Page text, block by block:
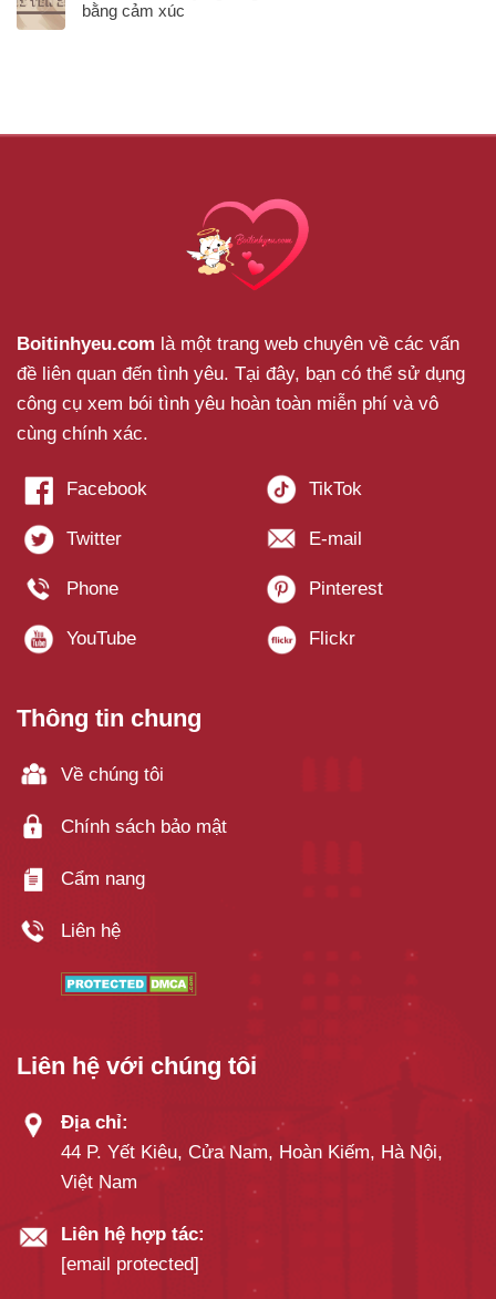
bằng cảm xúc
Boitinhyeu.com là một trang web chuyên về các vấn
đề liên quan đến tình yêu. Tại đây, bạn có thể sử dụng
công cụ xem bói tình yêu hoàn toàn miễn phí và vô
cùng chính xác.
Thông tin chung
Về chúng tôi
Chính sách bảo mật
Cẩm nang
Liên hệ
Liên hệ với chúng tôi
Địa chỉ:
44 P. Yết Kiêu, Cửa Nam, Hoàn Kiếm, Hà Nội,
Việt Nam
Liên hệ hợp tác:
[email protected]